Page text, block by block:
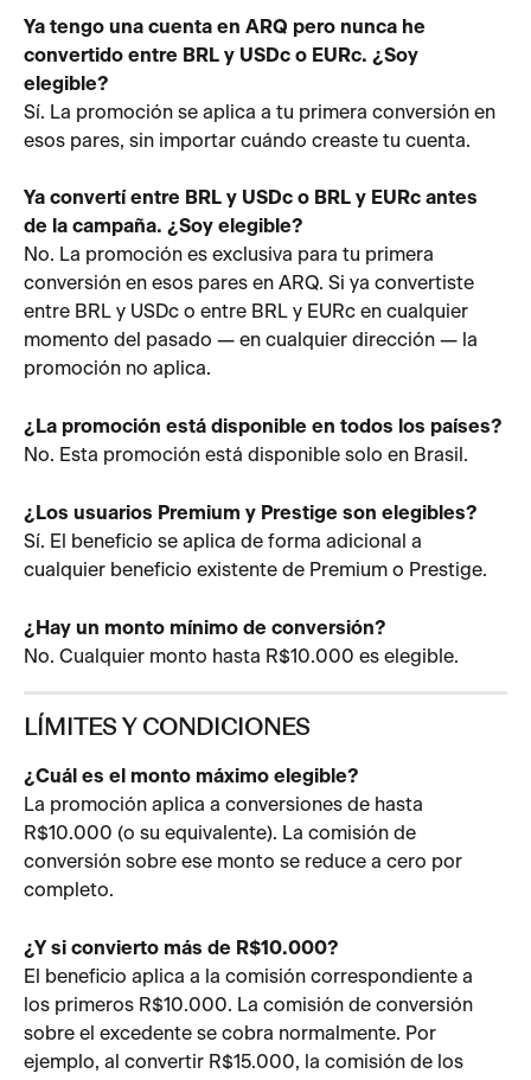
Ya tengo una cuenta en ARQ pero nunca he
convertido entre BRL y USDc o EURc. ¿Soy
elegible?
Sí. La promoción se aplica a tu primera conversión en
esos pares, sin importar cuándo creaste tu cuenta.
Ya convertí entre BRL y USDc o BRL y EURc antes
de la campaña. ¿Soy elegible?
No. La promoción es exclusiva para tu primera
conversión en esos pares en ARQ. Si ya convertiste
entre BRL y USDc o entre BRL y EURc en cualquier
momento del pasado — en cualquier dirección — la
promoción no aplica.
¿La promoción está disponible en todos los países?
No. Esta promoción está disponible solo en Brasil.
¿Los usuarios Premium y Prestige son elegibles?
Sí. El beneficio se aplica de forma adicional a
cualquier beneficio existente de Premium o Prestige.
¿Hay un monto mínimo de conversión?
No. Cualquier monto hasta R$10.000 es elegible.
LÍMITES Y CONDICIONES
¿Cuál es el monto máximo elegible?
La promoción aplica a conversiones de hasta
R$10.000 (o su equivalente). La comisión de
conversión sobre ese monto se reduce a cero por
completo.
¿Y si convierto más de R$10.000?
El beneficio aplica a la comisión correspondiente a
los primeros R$10.000. La comisión de conversión
sobre el excedente se cobra normalmente. Por
ejemplo, al convertir R$15.000, la comisión de los